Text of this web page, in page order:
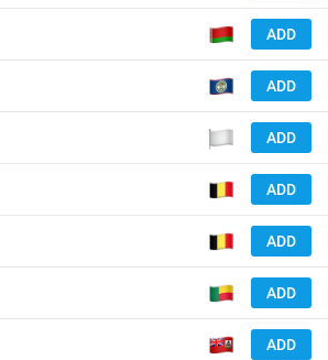
ADD
ADD
ADD
🏳️
ADD
ADD
ADD
ADD